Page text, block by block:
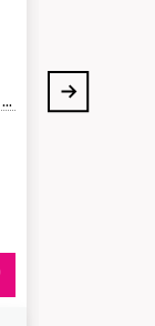
пурпурный
Аналог: